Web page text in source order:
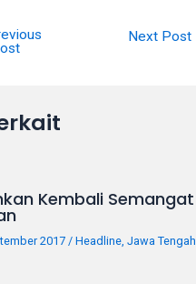
Next Post
Kembali Semangat
2017 /Headline ,Jawa Tengah